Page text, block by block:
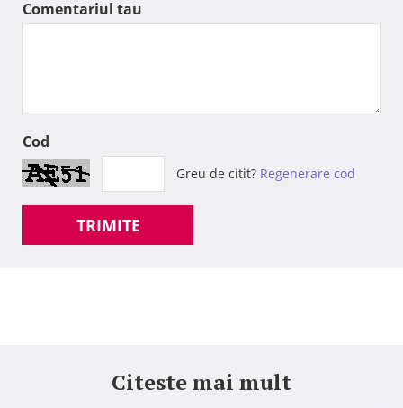
Comentariul tau
Cod
Greu de citit? Regenerare cod
TRIMITE
Citeste mai mult